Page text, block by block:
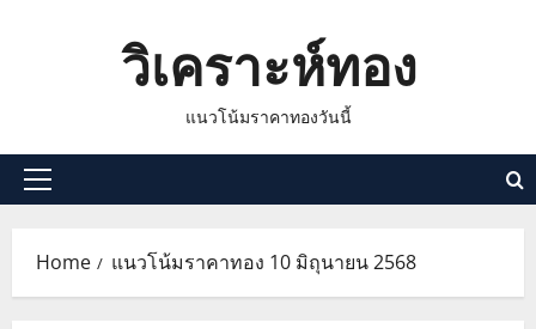
วิเคราะห์ทอง
แนวโน้มราคาทองวันนี้
Primary
Home แนวโน้มราคาทอง 10 มิถุนายน 2568